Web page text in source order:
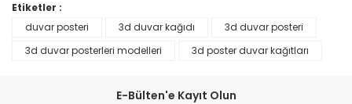
Etiketler :
duvar posteri
3d duvar kağıdı
3d duvar posteri
3d duvar posterleri modelleri
3d poster duvar kağıtları
E-Bülten'e Kayıt Olun